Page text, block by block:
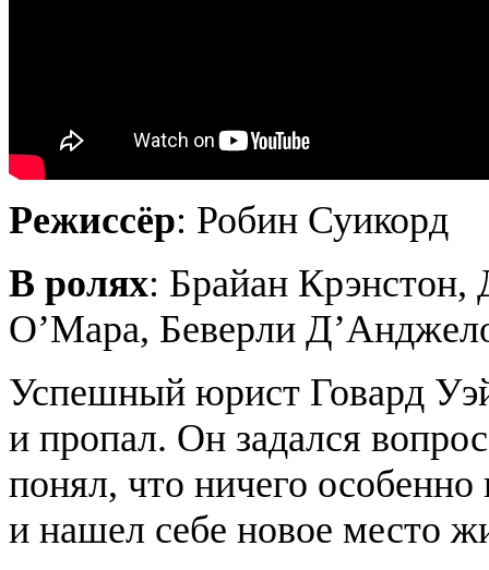
Режиссёр: Робин Суикорд
В ролях: Брайан Крэнстон,
О’Мара, Беверли
Успешный юрист Говард
и пропал. Он задался
понял, что ничего особенно
и нашел себе новое место